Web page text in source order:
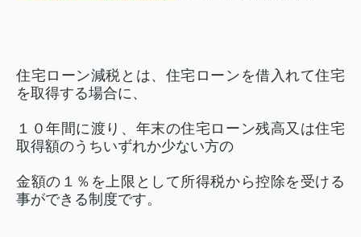
住宅ローン減税とは、住宅ローンを借入れて住宅
を取得する場合に、
１０年間に渡り、年末の住宅ローン残高又は住宅
取得額のうちいずれか少ない方の
金額の１％を上限として所得税から控除を受ける
事ができる制度です。